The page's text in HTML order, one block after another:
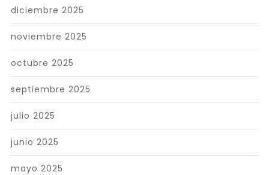
diciembre 2025
noviembre 2025
octubre 2025
septiembre 2025
julio 2025
junio 2025
mayo 2025